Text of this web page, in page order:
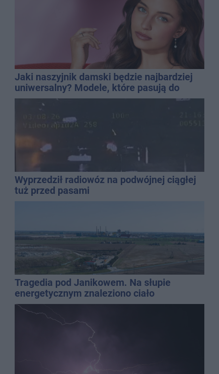
Jaki naszyjnik damski będzie najbardziej
uniwersalny? Modele, które pasują do
wielu stylizacji
Wyprzedził radiowóz na podwójnej ciągłej
tuż przed pasami
Tragedia pod Janikowem. Na słupie
energetycznym znaleziono ciało
mężczyzny